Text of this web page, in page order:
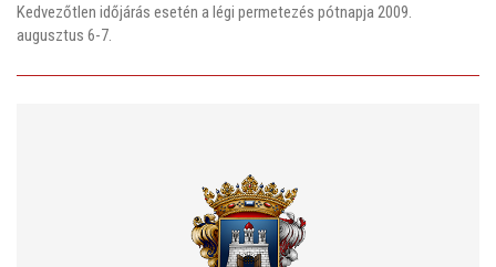
Kedvezőtlen időjárás esetén a légi permetezés pótnapja 2009.
augusztus 6-7.